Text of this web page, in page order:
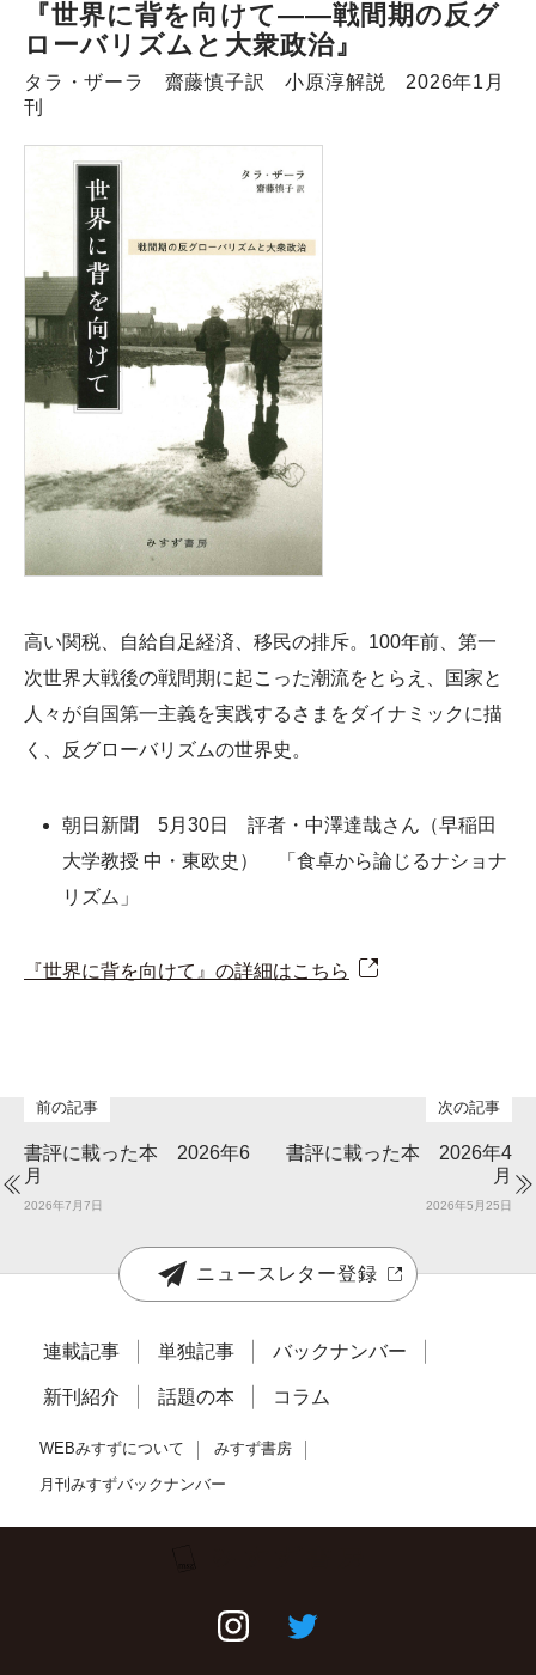
『世界に背を向けて――戦間期の反グ
ローバリズムと大衆政治』
タラ・ザーラ 齋藤慎子訳 小原淳解説 2026年1月
刊
高い関税、自給自足経済、移民の排斥。100年前、第一
次世界大戦後の戦間期に起こった潮流をとらえ、国家と
人々が自国第一主義を実践するさまをダイナミックに描
く、反グローバリズムの世界史。
朝日新聞 5月30日 評者・中澤達哉さん（早稲田
大学教授 中・東欧史） 「食卓から論じるナショナ
リズム」
『世界に背を向けて』の詳細はこちら
書評に載った本 2026年6
月
2026年7月7日
書評に載った本 2026年4
月
2026年5月25日
ニュースレター登録
連載記事 単独記事 バックナンバー
新刊紹介 話題の本 コラム
WEBみすずについて みすず書房
月刊みすずバックナンバー